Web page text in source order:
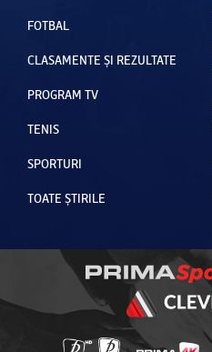
FOTBAL
CLASAMENTE ȘI REZULTATE
PROGRAM TV
TENIS
SPORTURI
TOATE ȘTIRILE